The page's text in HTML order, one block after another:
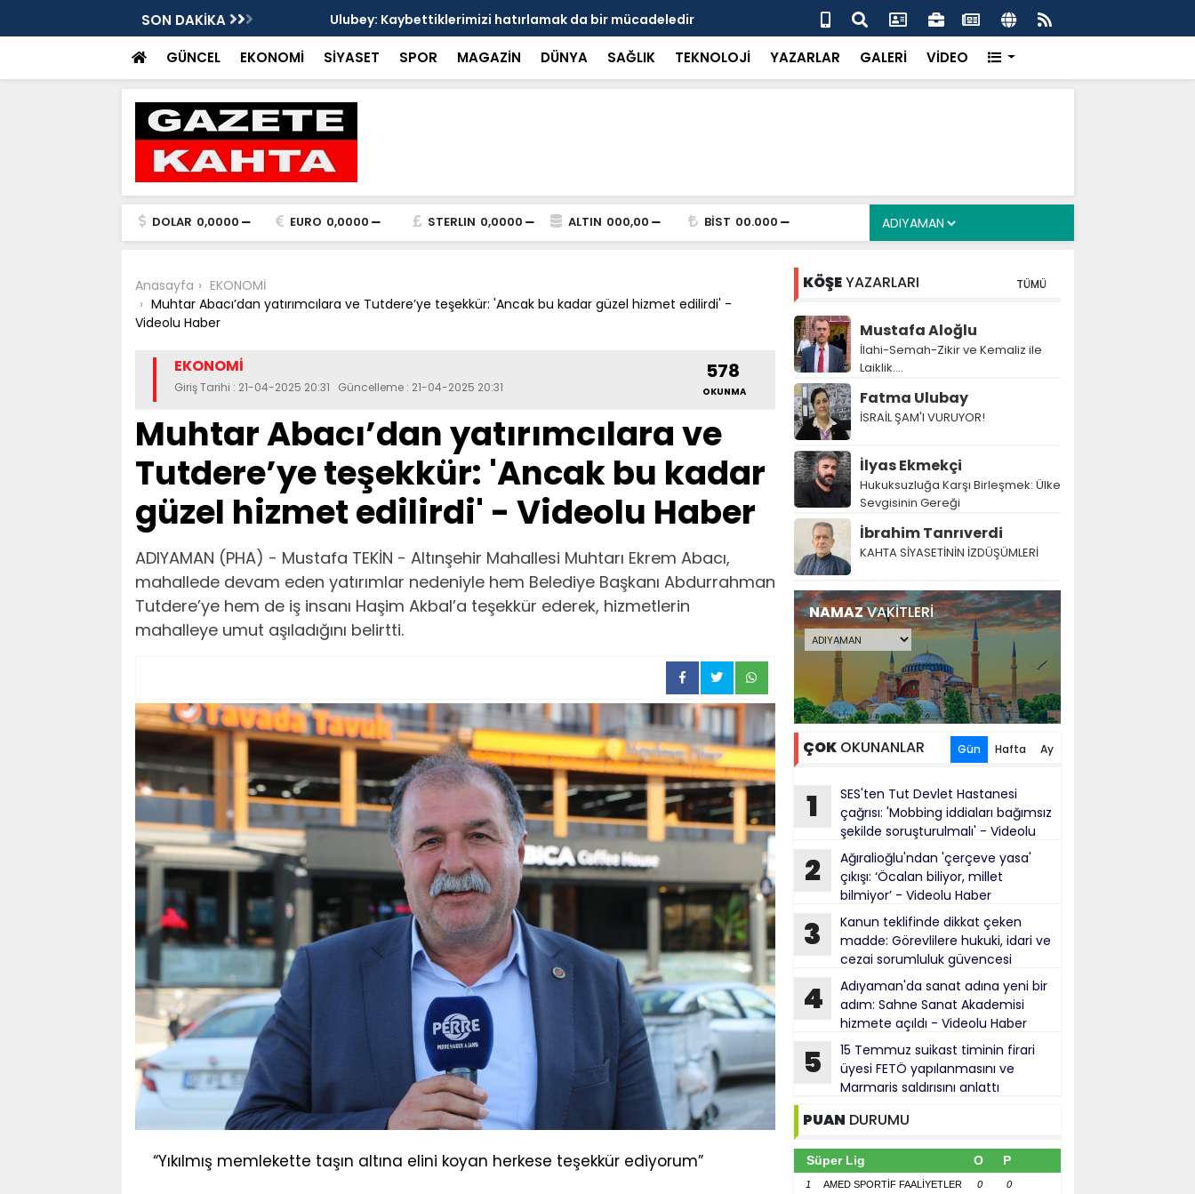
SON DAKİKA
yangın - Videolu Haber Ulubey: Kaybettiklerimizi hatırlamak da bir mücadeledir Başkan Hallaç, Gençlik Merkezi inşaatında incelemelerde bulundu
GÜNCEL EKONOMİ SİYASET SPOR MAGAZİN DÜNYA SAĞLIK TEKNOLOJİ YAZARLAR GALERİ VİDEO
DOLAR 0,0000 EURO 0,0000 STERLIN 0,0000 ALTIN 000,00 BİST 00.000
Anasayfa
EKONOMİ
Muhtar Abacı’dan yatırımcılara ve Tutdere’ye teşekkür: 'Ancak bu kadar güzel hizmet edilirdi' -
Videolu Haber
EKONOMİ
Giriş Tarihi : 21-04-2025 20:31 Güncelleme : 21-04-2025 20:31
578
OKUNMA
Muhtar Abacı’dan yatırımcılara ve
Tutdere’ye teşekkür: 'Ancak bu kadar
güzel hizmet edilirdi' - Videolu Haber
ADIYAMAN (PHA) - Mustafa TEKİN - Altınşehir Mahallesi Muhtarı Ekrem Abacı,
mahallede devam eden yatırımlar nedeniyle hem Belediye Başkanı Abdurrahman
Tutdere’ye hem de iş insanı Haşim Akbal’a teşekkür ederek, hizmetlerin
mahalleye umut aşıladığını belirtti.
“Yıkılmış memlekette taşın altına elini koyan herkese teşekkür ediyorum”
KÖŞEYAZARLARI TÜMÜ
Mustafa Aloğlu
İlahi-Semah-Zikir ve Kemaliz ile
Laiklik….
Fatma Ulubay
İSRAİL ŞAM'I VURUYOR!
İlyas Ekmekçi
Hukuksuzluğa Karşı Birleşmek: Ülke
Sevgisinin Gereği
İbrahim Tanrıverdi
KAHTA SİYASETİNİN İZDÜŞÜMLERİ
NAMAZVAKİTLERİ
ÇOKOKUNANLAR Gün Hafta Ay
1
SES'ten Tut Devlet Hastanesi
çağrısı: 'Mobbing iddiaları bağımsız
şekilde soruşturulmalı' - Videolu
2
Ağıralioğlu'ndan 'çerçeve yasa'
çıkışı: ‘Öcalan biliyor, millet
bilmiyor’ - Videolu Haber
3
Kanun teklifinde dikkat çeken
madde: Görevlilere hukuki, idari ve
cezai sorumluluk güvencesi
4
Adıyaman'da sanat adına yeni bir
adım: Sahne Sanat Akademisi
hizmete açıldı - Videolu Haber
5
15 Temmuz suikast timinin firari
üyesi FETÖ yapılanmasını ve
Marmaris saldırısını anlattı
PUAN DURUMU
Süper Lig O P
1 AMED SPORTİF FAALİYETLER 0
0